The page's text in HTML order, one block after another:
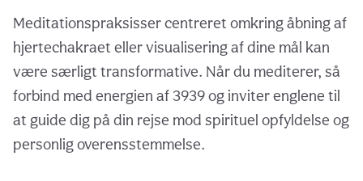
Meditationspraksisser centreret omkring åbning af
hjertechakraet eller visualisering af dine mål kan
være særligt transformative. Når du mediterer, så
forbind med energien af 3939 og inviter englene til
at guide dig på din rejse mod spirituel opfyldelse og
personlig overensstemmelse.